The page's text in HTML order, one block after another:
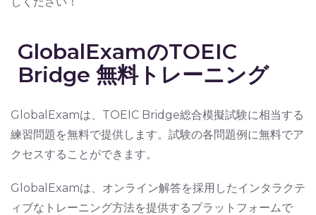
GlobalExamのTOEIC
Bridge 無料トレーニング
GlobalExamは、TOEIC Bridge総合模擬試験に相当する
練習問題を無料で提供します。試験の各問題例に無料でア
クセスすることができます。
GlobalExamは、オンライン解答を採用したインタラクテ
ィブなトレーニング方法を提供するプラットフォームで